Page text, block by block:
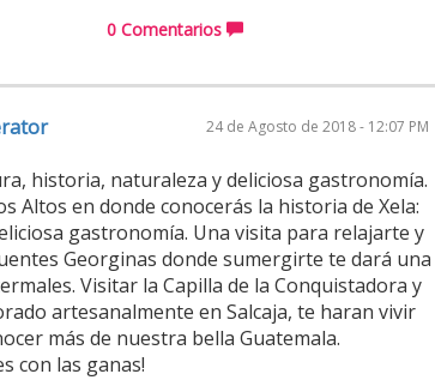
0 Comentarios
24 de Agosto de 2018 - 12:07 PM
historia, naturaleza y deliciosa gastronomía.
Altos en donde conocerás la historia de Xela:
gastronomía. Una visita para relajarte y
Georginas donde sumergirte te dará una
Visitar la Capilla de la Conquistadora y
artesanalmente en Salcaja, te haran vivir
más de nuestra bella Guatemala.
con las ganas!